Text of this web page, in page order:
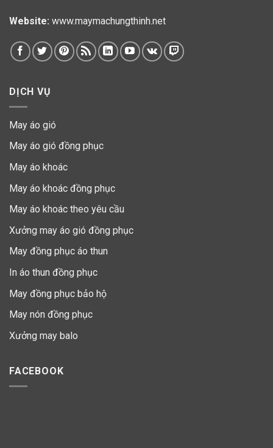
Website: www.maymachungthinh.net
DỊCH VỤ
May áo gió
May áo gió đồng phục
May áo khoác
May áo khoác đồng phục
May áo khoác theo yêu cầu
Xưởng may áo gió đồng phục
May đồng phục áo thun
In áo thun đồng phục
May đồng phục bảo hộ
May nón đồng phục
Xưởng may balo
FACEBOOK